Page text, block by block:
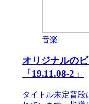
音楽
オリジナルの
「19.11.08-2」
タイトル未定普段